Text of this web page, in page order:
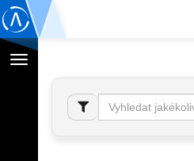
Přepnout
navigaci